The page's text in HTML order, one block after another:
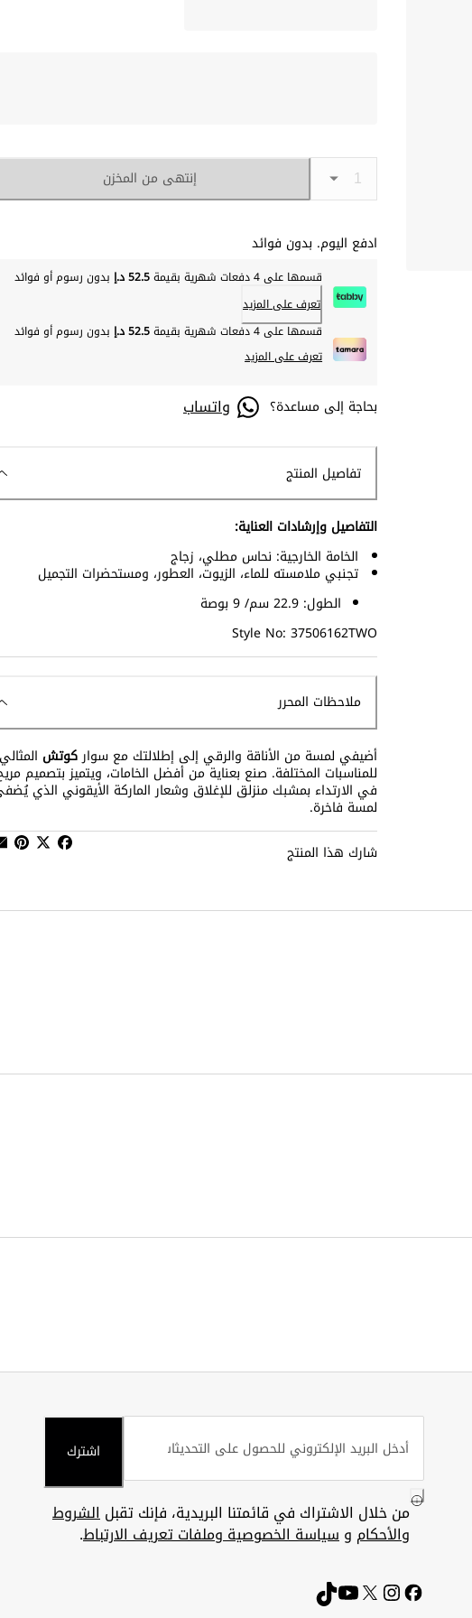
إنتهى من المخزن
ادفع اليوم. بدون فوائد
قسمها على 4 دفعات شهرية بقيمة 52.5 د.إ
بدون رسوم أو فوائد
تعرف على المزيد
قسمها على 4 دفعات شهرية بقيمة
52.5 د.إ
بدون رسوم أو فوائد
تعرف على المزيد
بحاجة إلى مساعدة؟ واتساب
تفاصيل المنتج
التفاصيل وإرشادات العناية:
الخامة الخارجية: نحاس مطلي، زجاج
تجنبي ملامسته للماء، الزيوت، العطور، ومستحضرات التجميل
الطول: 22.9 سم/ 9 بوصة
Style No: 37506162TWO
ملاحظات المحرر
أضيفي لمسة من الأناقة والرقي إلى إطلالتك مع سواركوتش المثالي
للمناسبات المختلفة. صنع بعناية من أفضل الخامات، ويتميز بتصميم
في الارتداء بمشبك منزلق للإغلاق وشعار الماركة الأيقوني الذي
لمسة فاخرة.
شارك هذا المنتج
اشترك
من خلال الاشتراك في قائمتنا البريدية، فإنك تقبلالشروط
والأحكام وسياسة الخصوصية وملفات تعريف الارتباط.